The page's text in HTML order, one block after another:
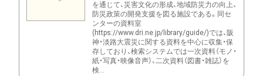
を通じて、災害文化の形成、地域防災力の向上、
防災政策の開発支援を図る施設である。同セ
ンターの資料室
(https://www.dri.ne.jp/library/guide/)では、阪
神・淡路大震災に関する資料を中心に収集・保
存しており、検索システムでは一次資料（モノ・
紙・写真・映像音声）、二次資料（図書・雑誌）を
検...